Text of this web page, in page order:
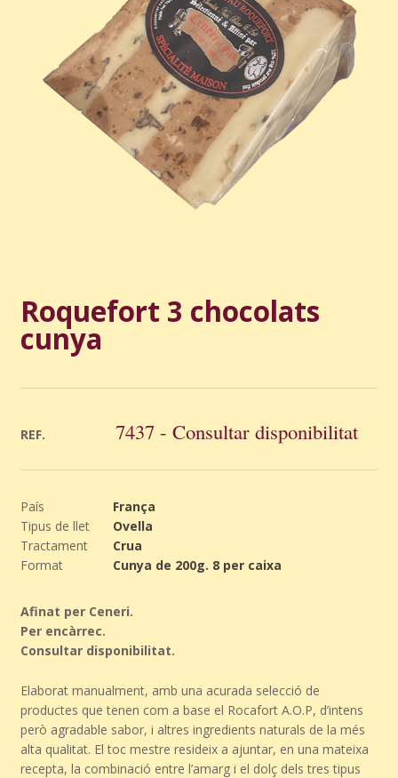
Roquefort 3 chocolats
cunya
REF. 7437 - Consultar disponibilitat
País
França
Tipus de llet
Ovella
Tractament
Crua
Format
Cunya de 200g. 8 per caixa
Afinat per Ceneri.
Per encàrrec.
Consultar disponibilitat.
Elaborat manualment, amb una acurada selecció de
productes que tenen com a base el Rocafort A.O.P, d’intens
però agradable sabor, i altres ingredients naturals de la més
alta qualitat. El toc mestre resideix a ajuntar, en una mateixa
recepta, la combinació entre l’amarg i el dolç dels tres tipus